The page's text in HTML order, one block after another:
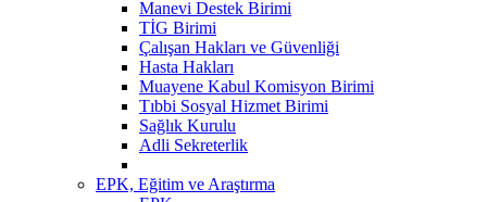
Manevi Destek Birimi
TİG Birimi
Çalışan Hakları ve Güvenliği
Hasta Hakları
Muayene Kabul Komisyon Birimi
Tıbbi Sosyal Hizmet Birimi
Sağlık Kurulu
Adli Sekreterlik
EPK, Eğitim ve Araştırma